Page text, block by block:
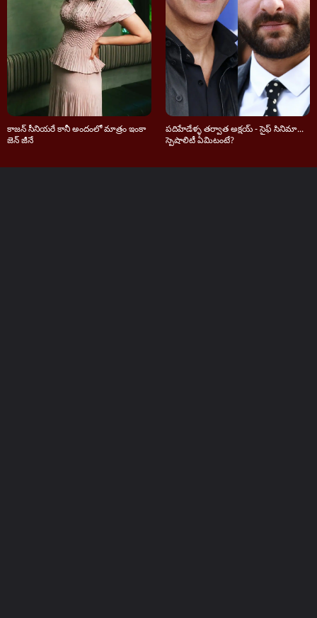
కాజన్ సీనియరే కానీ అందంలో మాత్రం ఇంకా
జెన్ జీనే
పదిహేడేళ్ళ తర్వాత అక్షయ్ - సైఫ్ సినిమా...
స్పెషాలిటీ ఏమిటంటే?